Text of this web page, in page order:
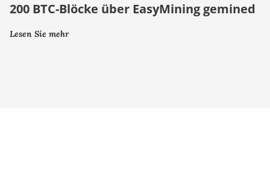
200 BTC-Blöcke über EasyMining gemined
Lesen Sie mehr